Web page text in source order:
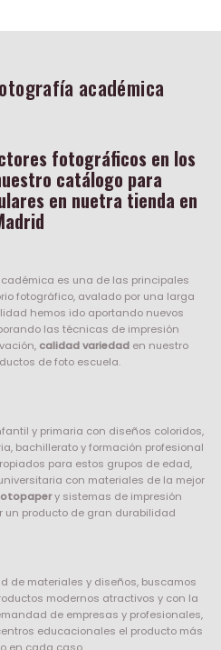
académica
fotográficos en los
catálogo para
en nuetra tienda en
es una de las principales
fotográfico, avalado por una larga
hemos ido aportando nuevos
las técnicas de impresión
calidad variedad en nuestro
de foto escuela.
y primaria con diseños coloridos,
bachillerato y formación profesional
para estos grupos de edad,
con materiales de la mejor
y sistemas de impresión
un producto de gran durabilidad
de materiales y diseños, buscamos
modernos atractivos y con la
de empresas y profesionales,
educacionales el producto más
en cada caso.